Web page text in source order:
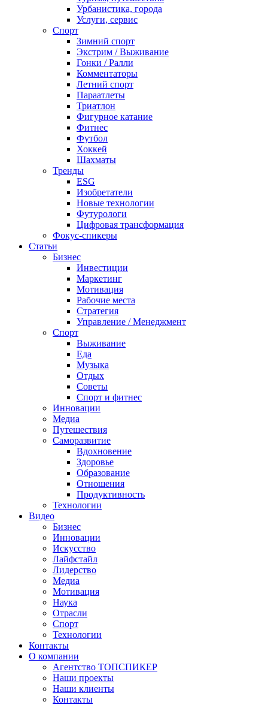
Урбанистика, города
Услуги, сервис
Спорт
Зимний спорт
Экстрим / Выживание
Гонки / Ралли
Комментаторы
Летний спорт
Параатлеты
Триатлон
Фигурное катание
Фитнес
Футбол
Хоккей
Шахматы
Тренды
ESG
Изобретатели
Новые технологии
Футурологи
Цифровая трансформация
Фокус-спикеры
Статьи
Бизнес
Инвестиции
Маркетинг
Мотивация
Рабочие места
Стратегия
Управление / Менеджмент
Спорт
Выживание
Еда
Музыка
Отдых
Советы
Спорт и фитнес
Инновации
Медиа
Путешествия
Саморазвитие
Вдохновение
Здоровье
Образование
Отношения
Продуктивность
Технологии
Видеo
Бизнес
Инновации
Искусство
Лайфстайл
Лидерство
Медиа
Мотивация
Наука
Отрасли
Спорт
Технологии
Контакты
О компании
Агентство ТОПСПИКЕР
Наши проекты
Наши клиенты
Контакты